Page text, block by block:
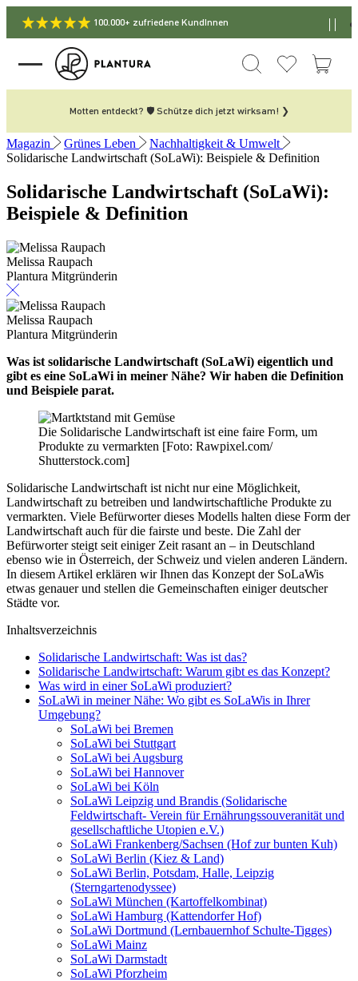
100.000+ zufriedene KundInnen
Motten entdeckt? 🛡️ Schütze dich jetzt wirksam! ❯
Magazin Grünes Leben
Nachhaltigkeit & Umwelt
Solidarische Landwirtschaft (SoLaWi): Beispiele & Definition
Solidarische Landwirtschaft (SoLaWi):
Beispiele & Definition
Melissa Raupach
Plantura Mitgründerin
Melissa Raupach
Plantura Mitgründerin
Was ist solidarische Landwirtschaft (SoLaWi) eigentlich und
gibt es eine SoLaWi in meiner Nähe? Wir haben die Definition
und Beispiele parat.
Die Solidarische Landwirtschaft ist eine faire Form, um
Produkte zu vermarkten [Foto: Rawpixel.com/
Shutterstock.com]
Solidarische Landwirtschaft ist nicht nur eine Möglichkeit,
Landwirtschaft zu betreiben und landwirtschaftliche Produkte zu
vermarkten. Viele Befürworter dieses Modells halten diese Form der
Landwirtschaft auch für die fairste und beste. Die Zahl der
Befürworter steigt seit einiger Zeit rasant an – in Deutschland
ebenso wie in Österreich, der Schweiz und vielen anderen Ländern.
In diesem Artikel erklären wir Ihnen das Konzept der SoLaWis
etwas genauer und stellen die Gemeinschaften einiger deutscher
Städte vor.
Inhaltsverzeichnis
Solidarische Landwirtschaft: Was ist das?
Solidarische Landwirtschaft: Warum gibt es das Konzept?
Was wird in einer SoLaWi produziert?
SoLaWi in meiner Nähe: Wo gibt es SoLaWis in Ihrer
Umgebung?
SoLaWi bei Bremen
SoLaWi bei Stuttgart
SoLaWi bei Augsburg
SoLaWi bei Hannover
SoLaWi bei Köln
SoLaWi Leipzig und Brandis (Solidarische
Feldwirtschaft- Verein für Ernährungssouveranität und
gesellschaftliche Utopien e.V.)
SoLaWi Frankenberg/Sachsen (Hof zur bunten Kuh)
SoLaWi Berlin (Kiez & Land)
SoLaWi Berlin, Potsdam, Halle, Leipzig
(Sterngartenodyssee)
SoLaWi München (Kartoffelkombinat)
SoLaWi Hamburg (Kattendorfer Hof)
SoLaWi Dortmund (Lernbauernhof Schulte-Tigges)
SoLaWi Mainz
SoLaWi Darmstadt
SoLaWi Pforzheim